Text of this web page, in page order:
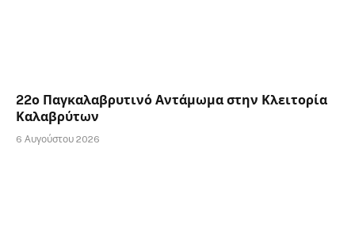
22ο Παγκαλαβρυτινό Αντάμωμα στην Κλειτορία
Καλαβρύτων
6 Αυγούστου 2026